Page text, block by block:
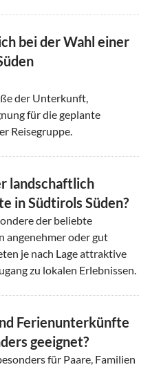
bei der Wahl einer
der Unterkunft,
für die geplante
Reisegruppe.
landschaftlich
in Südtirols Süden?
der beliebte
angenehmer oder gut
je nach Lage attraktive
zu lokalen Erlebnissen.
Ferienunterkünfte
geeignet?
für Paare, Familien